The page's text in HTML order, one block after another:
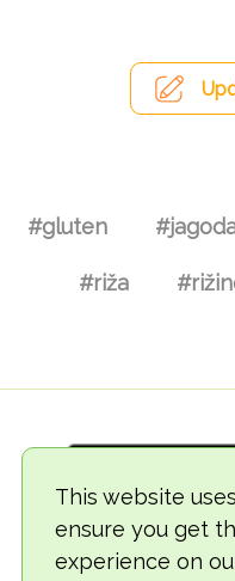
This website
ensure you get
experience on
#gluten
#riža
© 2018-2026 TheVegCat